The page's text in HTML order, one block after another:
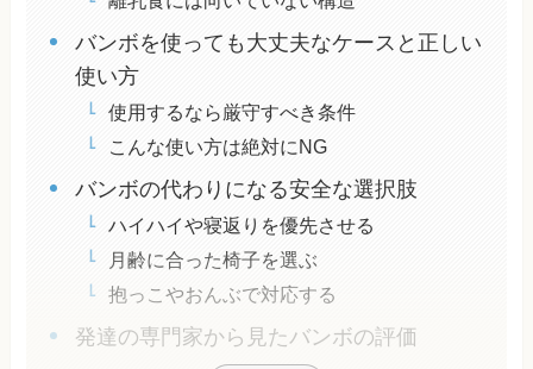
バンボを使っても大丈夫なケースと正しい
使い方
使用するなら厳守すべき条件
こんな使い方は絶対にNG
バンボの代わりになる安全な選択肢
ハイハイや寝返りを優先させる
月齢に合った椅子を選ぶ
抱っこやおんぶで対応する
発達の専門家から見たバンボの評価